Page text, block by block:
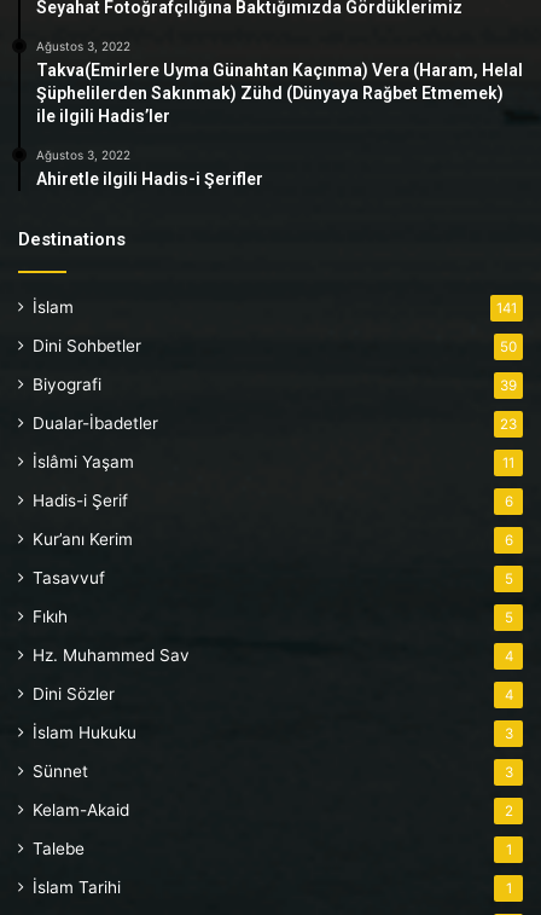
Seyahat Fotoğrafçılığına Baktığımızda Gördüklerimiz
Ağustos 3, 2022
Takva(Emirlere Uyma Günahtan Kaçınma) Vera (Haram, Helal
Şüphelilerden Sakınmak) Zühd (Dünyaya Rağbet Etmemek)
ile ilgili Hadis’ler
Ağustos 3, 2022
Ahiretle ilgili Hadis-i Şerifler
Destinations
İslam 141
Dini Sohbetler 50
Biyografi 39
Dualar-İbadetler 23
İslâmi Yaşam 11
Hadis-i Şerif 6
Kur’anı Kerim 6
Tasavvuf 5
Fıkıh 5
Hz. Muhammed Sav 4
Dini Sözler 4
İslam Hukuku 3
Sünnet 3
Kelam-Akaid 2
Talebe 1
İslam Tarihi 1